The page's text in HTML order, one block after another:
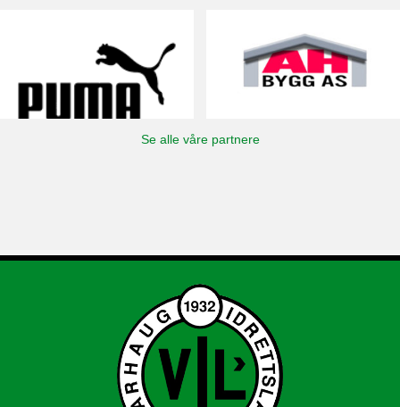
Se alle våre partnere